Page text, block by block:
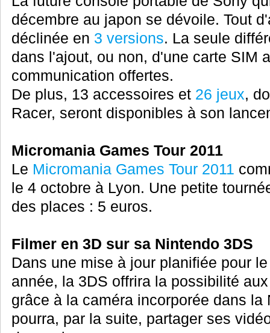
décembre au japon se dévoile. Tout
déclinée en 3 versions. La seule
dans l'ajout, ou non, d'une carte SIM
communication offertes.
De plus, 13 accessoires et 26 jeux,
Racer, seront disponibles à son
Micromania Games Tour 2011
Le Micromania Games Tour 2011
le 4 octobre à Lyon. Une petite
des places : 5 euros.
Filmer en 3D sur sa Nintendo 3DS
Dans une mise à jour planifiée pour
année, la 3DS offrira la possibilité
grâce à la caméra incorporée dans la
pourra, par la suite, partager ses